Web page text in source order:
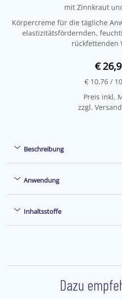
mit Zinnkraut
Körpercreme für die tägliche
elastizitätsfördernden,
rückfettenden
€
€ 10,76 /
Preis inkl.
zzgl.
Beschreibung
Anwendung
Inhaltsstoffe
Dazu